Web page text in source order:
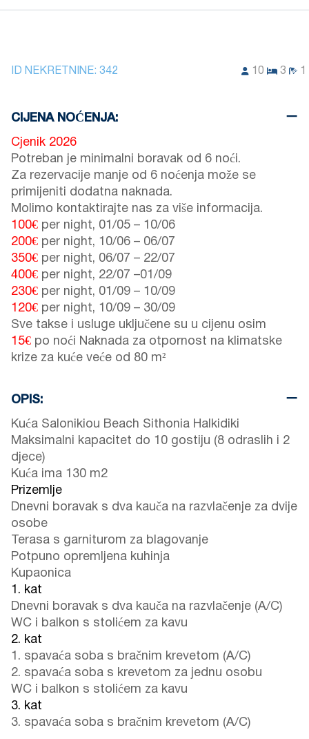
ID NEKRETNINE: 342 10 3 1
CIJENA NOĆENJA:
Cjenik 2026
Potreban je minimalni boravak od 6 noći.
Za rezervacije manje od 6 noćenja može se
primijeniti dodatna naknada.
Molimo kontaktirajte nas za više informacija.
100€ per night, 01/05 – 10/06
200€ per night, 10/06 – 06/07
350€ per night, 06/07 – 22/07
400€ per night, 22/07 –01/09
230€ per night, 01/09 – 10/09
120€ per night, 10/09 – 30/09
Sve takse i usluge uključene su u cijenu osim
15€ po noći Naknada za otpornost na klimatske
krize za kuće veće od 80 m²
OPIS:
Kuća Salonikiou Beach Sithonia Halkidiki
Maksimalni kapacitet do 10 gostiju (8 odraslih i 2
djece)
Kuća ima 130 m2
Prizemlje
Dnevni boravak s dva kauča na razvlačenje za dvije
osobe
Terasa s garniturom za blagovanje
Potpuno opremljena kuhinja
Kupaonica
1. kat
Dnevni boravak s dva kauča na razvlačenje (A/C)
WC i balkon s stolićem za kavu
2. kat
1. spavaća soba s bračnim krevetom (A/C)
2. spavaća soba s krevetom za jednu osobu
WC i balkon s stolićem za kavu
3. kat
3. spavaća soba s bračnim krevetom (A/C)